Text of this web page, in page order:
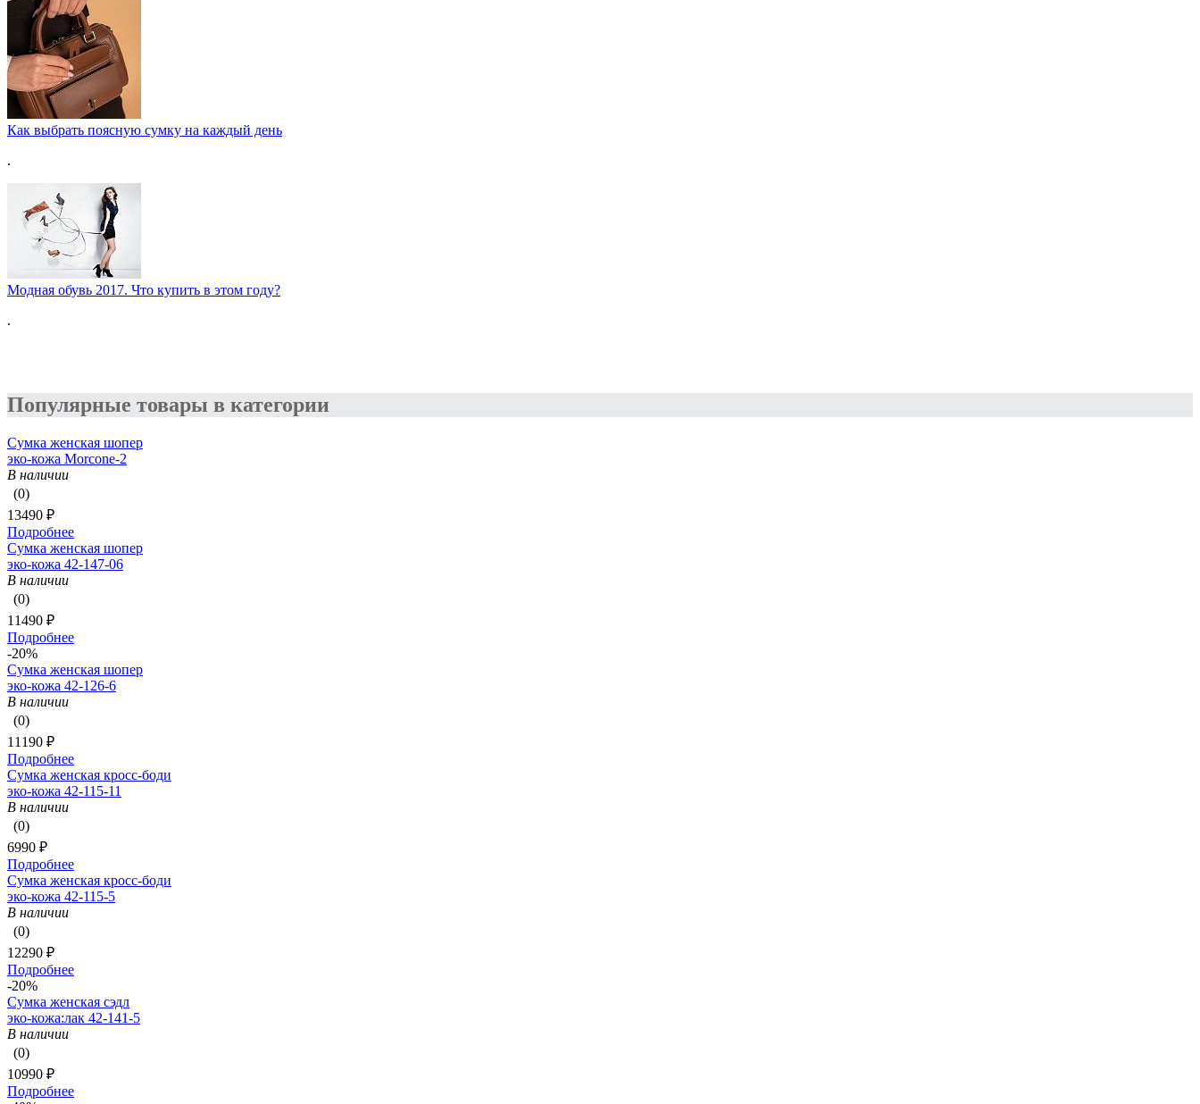
Как выбрать поясную сумку на каждый день
.
Модная обувь 2017. Что купить в этом году?
.
Популярные товары в категории
Сумка женская шопер
эко-кожа Morcone-2
В наличии
(0)
13490 ₽
Подробнее
Сумка женская шопер
эко-кожа 42-147-06
В наличии
(0)
11490 ₽
Подробнее
-20%
Сумка женская шопер
эко-кожа 42-126-6
В наличии
(0)
11190 ₽
Подробнее
Сумка женская кросс-боди
эко-кожа 42-115-11
В наличии
(0)
6990 ₽
Подробнее
Сумка женская кросс-боди
эко-кожа 42-115-5
В наличии
(0)
12290 ₽
Подробнее
-20%
Сумка женская сэдл
эко-кожа:лак 42-141-5
В наличии
(0)
10990 ₽
Подробнее